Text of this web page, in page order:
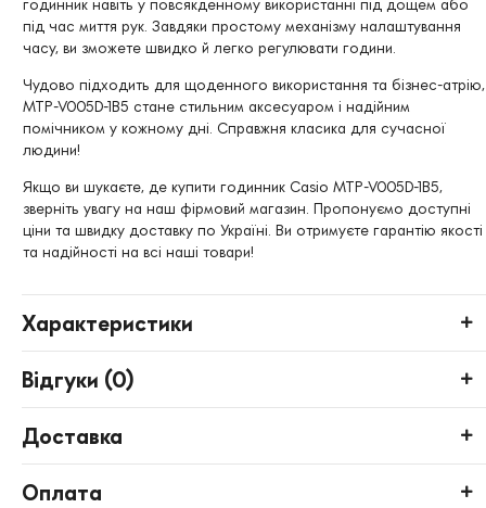
годинник навіть у повсякденному використанні під дощем або
під час миття рук. Завдяки простому механізму налаштування
часу, ви зможете швидко й легко регулювати години.
Чудово підходить для щоденного використання та бізнес-атрію,
MTP-V005D-1B5 стане стильним аксесуаром і надійним
помічником у кожному дні. Справжня класика для сучасної
людини!
Якщо ви шукаєте, де купити годинник Casio MTP-V005D-1B5,
зверніть увагу на наш фірмовий магазин. Пропонуємо доступні
ціни та швидку доставку по Україні. Ви отримуєте гарантію якості
та надійності на всі наші товари!
Характеристики
Відгуки (0)
Доставка
Оплата